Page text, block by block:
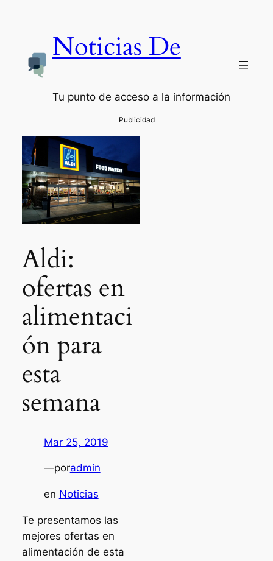
Noticias De
Tu punto de acceso a la información
Aldi:
ofertas en
alimentaci
ón para
esta
semana
Mar 25, 2019
—poradmin
en Noticias
Te presentamos las
mejores ofertas en
alimentación de esta